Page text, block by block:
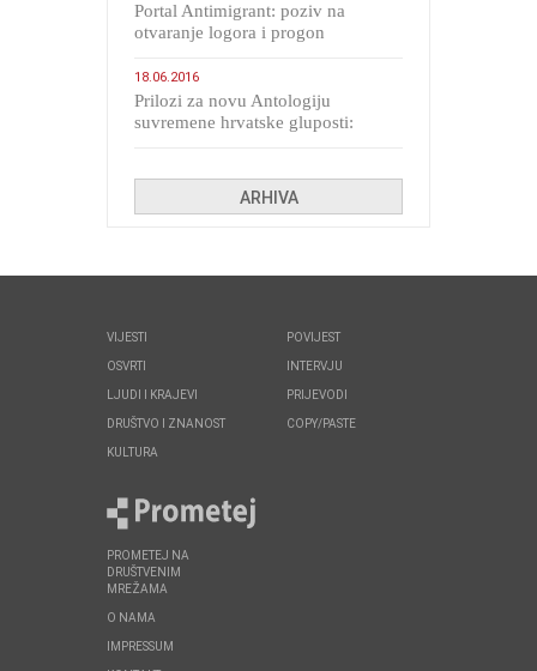
Portal Antimigrant: poziv na
otvaranje logora i progon
18.06.2016
Prilozi za novu Antologiju
suvremene hrvatske gluposti:
ARHIVA
VIJESTI
OSVRTI
LJUDI I KRAJEVI
DRUŠTVO I ZNANOST
KULTURA
POVIJEST
INTERVJU
PRIJEVODI
COPY/PASTE
PROMETEJ NA
DRUŠTVENIM
MREŽAMA
O NAMA
IMPRESSUM